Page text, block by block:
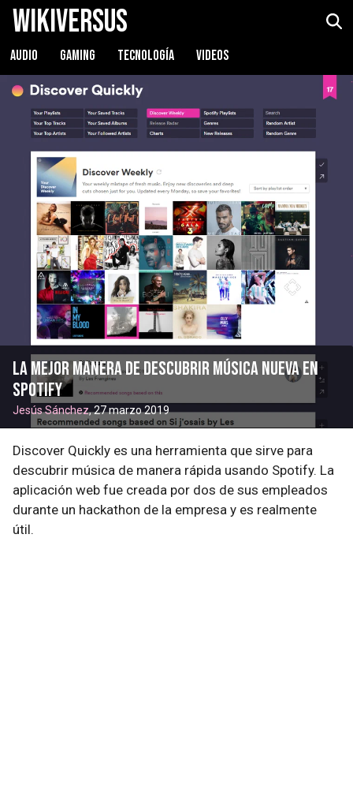
WikiVersus
AUDIO GAMING TECNOLOGÍA VIDEOS
La mejor manera de descubrir música nueva en
Spotify
Jesús Sánchez, 27 marzo 2019
Discover Quickly es una herramienta que sirve para
descubrir música de manera rápida usando Spotify. La
aplicación web fue creada por dos de sus empleados
durante un hackathon de la empresa y es realmente
útil.